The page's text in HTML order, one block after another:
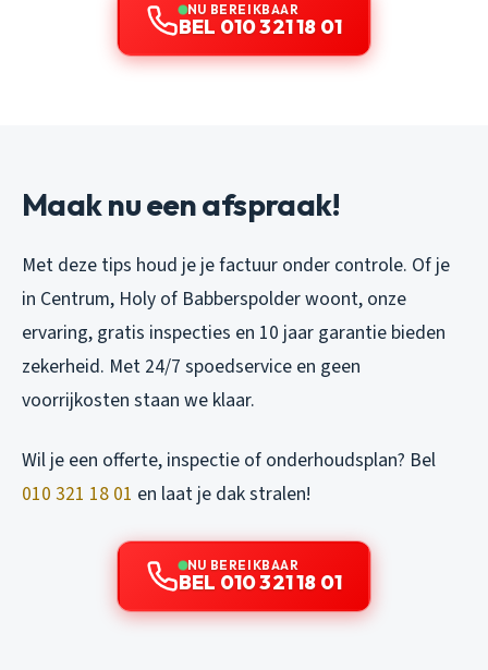
NU BEREIKBAAR
BEL 010 321 18 01
Maak nu een afspraak!
Met deze tips houd je je factuur onder controle. Of je
in Centrum, Holy of Babberspolder woont, onze
ervaring, gratis inspecties en 10 jaar garantie bieden
zekerheid. Met 24/7 spoedservice en geen
voorrijkosten staan we klaar.
Wil je een offerte, inspectie of onderhoudsplan? Bel
010 321 18 01 en laat je dak stralen!
NU BEREIKBAAR
BEL 010 321 18 01